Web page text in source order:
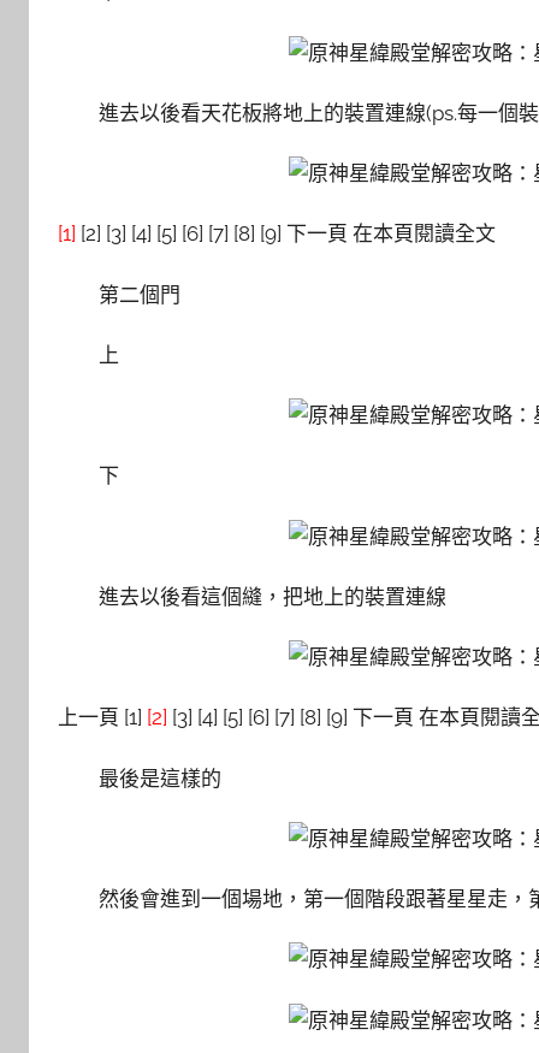
進去以後看天花板將地上的裝置連線(ps.每一個
[1] [2] [3] [4] [5] [6] [7] [8] [9] 下一頁 在本頁閱讀全文
第二個門
上
下
進去以後看這個縫，把地上的裝置連線
上一頁 [1] [2] [3] [4] [5] [6] [7] [8] [9] 下一頁 在本頁閱讀
最後是這樣的
然後會進到一個場地，第一個階段跟著星星走